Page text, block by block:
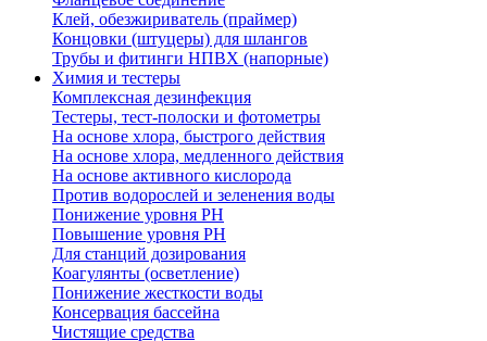
Клей, обезжириватель (праймер)
Концовки (штуцеры) для шлангов
Трубы и фитинги НПВХ (напорные)
Химия и тестеры
Комплексная дезинфекция
Тестеры, тест-полоски и фотометры
На основе хлора, быстрого действия
На основе хлора, медленного действия
На основе активного кислорода
Против водорослей и зеленения воды
Понижение уровня РН
Повышение уровня РН
Для станций дозирования
Коагулянты (осветление)
Понижение жесткости воды
Консервация бассейна
Чистящие средства